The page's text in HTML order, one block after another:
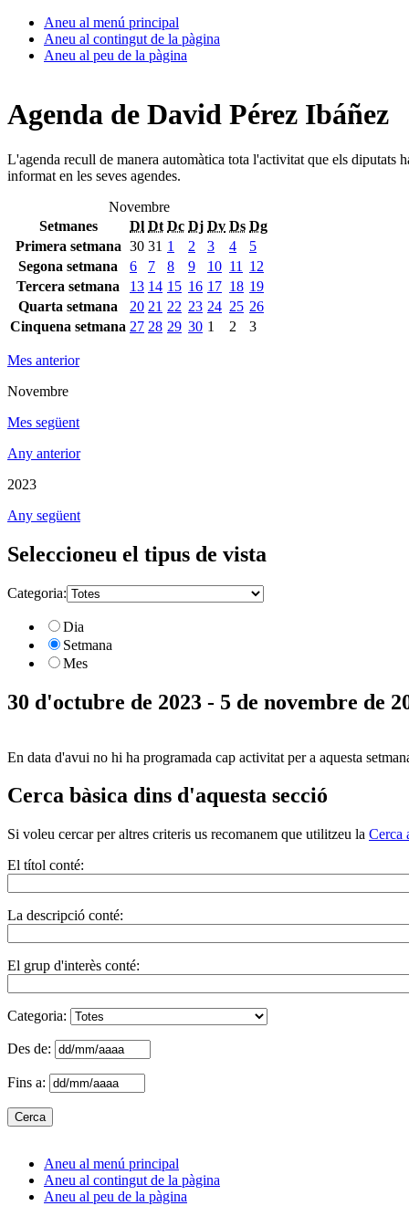
Aneu al menú principal
Aneu al contingut de la pàgina
Aneu al peu de la pàgina
Agenda de David Pérez Ibáñez
L'agenda recull de manera automàtica tota l'activitat que els diputats
informat en les seves agendes.
Novembre
Setmanes
Dl Dt Dc Dj Dv Ds Dg
Primera setmana 30 31 1 2 3 4
5
Segona setmana
6 7 8 9 10 11
12
Tercera setmana
13 14 15 16 17 18 19
Quarta setmana
20 21 22 23 24 25 26
Cinquena setmana 27 28 29 30 1 2 3
Mes anterior
Novembre
Mes següent
Any anterior
2023
Any següent
Seleccioneu el tipus de vista
Categoria:
Dia
Setmana
Mes
30 d'octubre de 2023 - 5 de novembre de
En data d'avui no hi ha programada cap activitat per a aquesta
Cerca bàsica dins d'aquesta secció
Si voleu cercar per altres criteris us recomanem que utilitzeu la Cerca
El títol conté:
La descripció conté:
El grup d'interès conté:
Categoria:
Des de:
Fins a:
Aneu al menú principal
Aneu al contingut de la pàgina
Aneu al peu de la pàgina